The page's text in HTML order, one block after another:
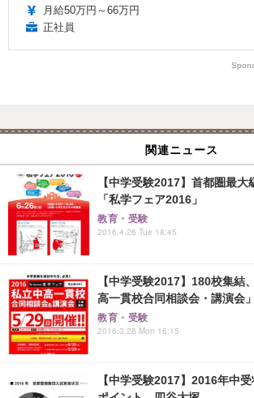
月給50万円～66万円
正社員
関連ニュース
【中学受験2017】首都圏最
「私学フェア2016」
教育・受験
2016.4.26 Tue 18:45
【中学受験2017】180校集結
高一貫校合同相談会・講演会
教育・受験
2016.3.28 Mon 16:15
【中学受験2017】2016年中